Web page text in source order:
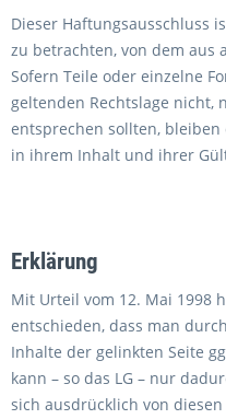
Dieser Haftungsausschluss
zu betrachten, von dem aus
Sofern Teile oder einzelne
geltenden Rechtslage
entsprechen sollten,
in ihrem Inhalt und ihrer
Erklärung
Mit Urteil vom 12. Mai 1998
entschieden, dass man
Inhalte der gelinkten Seite
kann – so das LG – nur
sich ausdrücklich von